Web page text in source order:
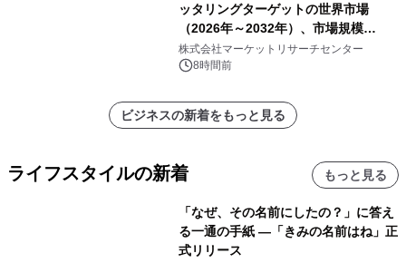
ッタリングターゲットの世界市場
（2026年～2032年）、市場規模
（0.995、0.999、その他）・分析レポ
ートを発表
株式会社マーケットリサーチセンター
8時間前
ビジネスの新着をもっと見る
ライフスタイルの新着 もっと見る
「なぜ、その名前にしたの？」に答え
る一通の手紙 ―「きみの名前はね」正
式リリース